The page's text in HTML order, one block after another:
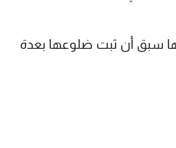
سبق أن ثبت ضلوعها بعدة